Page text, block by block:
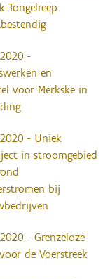
Tongelreep
-
en
voor Merkske in
2020 - Uniek
in stroomgebied
bij
- Grenzeloze
de Voerstreek